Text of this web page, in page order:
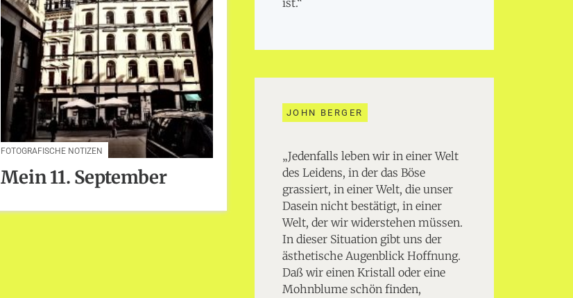
FOTOGRAFISCHE NOTIZEN
Mein 11. September
ist.“
JOHN BERGER
„Jedenfalls leben wir in einer Welt
des Leidens, in der das Böse
grassiert, in einer Welt, die unser
Dasein nicht bestätigt, in einer
Welt, der wir widerstehen müssen.
In dieser Situation gibt uns der
ästhetische Augenblick Hoffnung.
Daß wir einen Kristall oder eine
Mohnblume schön finden,